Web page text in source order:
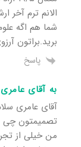
الانم ترم آخر
شما هم اگه
برید.براتون
پاسخ
به آقای عامری
آقای عامری
تصمیمتون
من خیلی از